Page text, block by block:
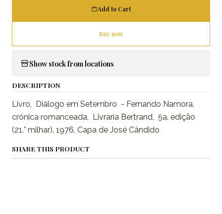
Add to Cart
Buy now
Show stock from locations
DESCRIPTION
Livro, Diálogo em Setembro - Fernando Namora,
crónica romanceada, Livraria Bertrand, 5a. edição
(21.° milhar), 1976, Capa de José Cândido
SHARE THIS PRODUCT